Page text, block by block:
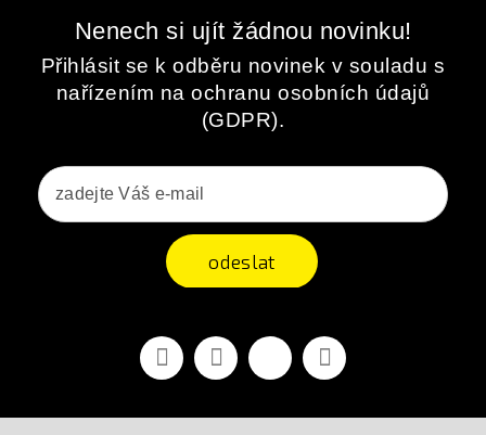
Nenech si ujít žádnou novinku!
Přihlásit se k odběru novinek v souladu s
nařízením na ochranu osobních údajů
(GDPR).
odeslat
FacebookYouTubeVimeo Instagram